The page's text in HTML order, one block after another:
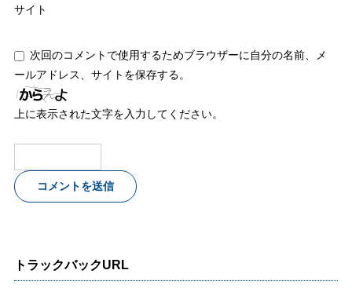
サイト
次回のコメントで使用するためブラウザーに自分の名前、メ
ールアドレス、サイトを保存する。
上に表示された文字を入力してください。
トラックバックURL